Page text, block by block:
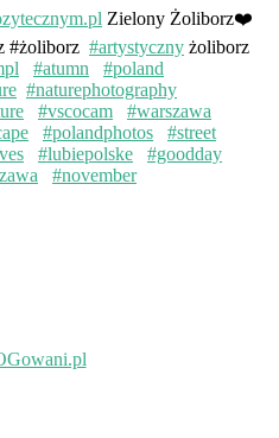
Zielony Żoliborz❤️
#żoliborz #artystyczny żoliborz
#atumn
#poland
#naturephotography
#vscocam
#warszawa
#polandphotos
#street
#lubiepolske
#goodday
#november